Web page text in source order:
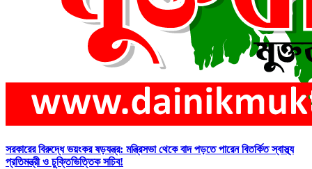
সরকারের বিরুদ্ধে ভয়ংকর ষড়যন্ত্র: মন্ত্রিসভা থেকে বাদ পড়তে পারেন বিতর্কিত স্বাস্থ্য
প্রতিমন্ত্রী ও চুক্তিভিত্তিক সচিব!